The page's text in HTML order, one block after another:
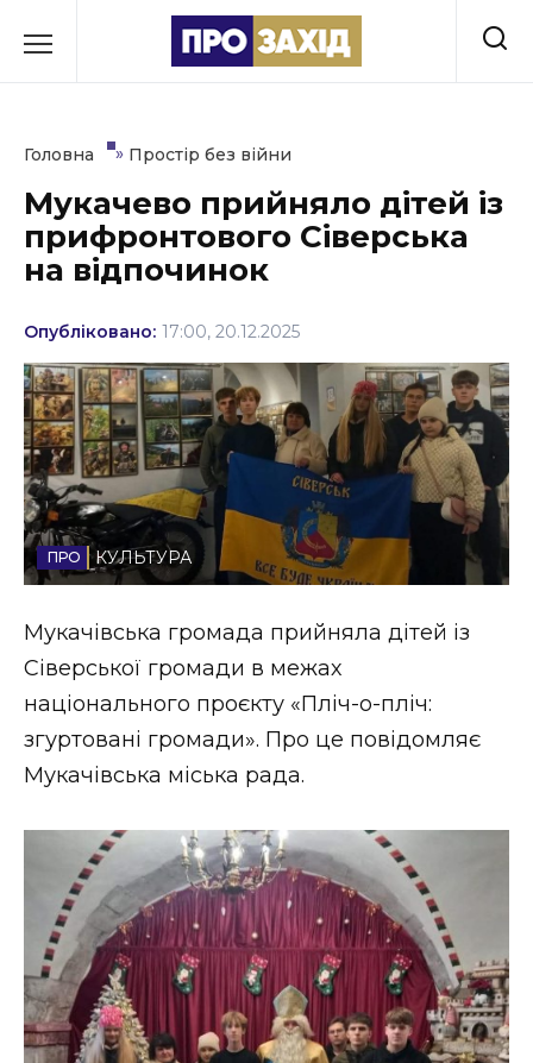
до
Культура
Освіта
Події
Політика
Соціум
Спорт
Стиль життя
Втрачений Ужгород (відеоверсія)
ЗАКАРПАТСЬКІ НОВИНИ
НОВИНИ ЗАХІДНОЇ УКРАЇНИ
ФОТО
Головна » Простір без війни
Мукачево прийняло дітей із
прифронтового Сіверська
на відпочинок
Опубліковано: 17:00, 20.12.2025
КУЛЬТУРА
Мукачівська громада прийняла дітей із
Сіверської громади в межах
національного проєкту «Пліч-о-пліч:
згуртовані громади». Про це повідомляє
Мукачівська міська рада.